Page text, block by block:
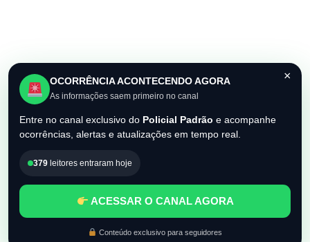
×
OCORRÊNCIA ACONTECENDO AGORA
As informações saem primeiro no canal
Entre no canal exclusivo do Policial Padrão e acompanhe
ocorrências, alertas e atualizações em tempo real.
379 leitores entraram hoje
ACESSAR O CANAL AGORA
Conteúdo exclusivo para seguidores